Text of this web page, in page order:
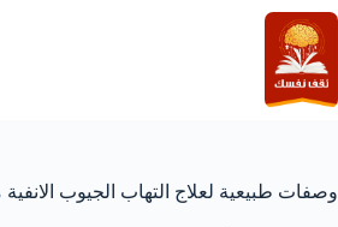
التجاوز
إلى
المحتوى
وصفات طبيعية لعلاج التهاب الجيوب الانفية